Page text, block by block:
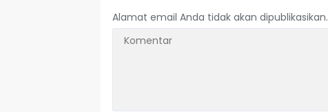
Alamat email Anda tidak akan dipublikasikan.